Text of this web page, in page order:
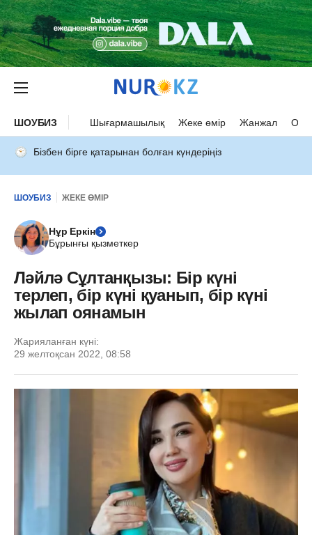
ШОУБИЗ Шығармашылық Жеке өмір Жанжал
Бізбен бірге қатарынан болған күндеріңіз
ШОУБИЗ ЖЕКЕ ӨМІР
Нұр Еркін
Бұрынғы қызметкер
Ләйлә Сұлтанқызы: Бір күні
терлеп, бір күні қуанып, бір күні
жылап оянамын
Жарияланған күні:
29 желтоқсан 2022, 08:58